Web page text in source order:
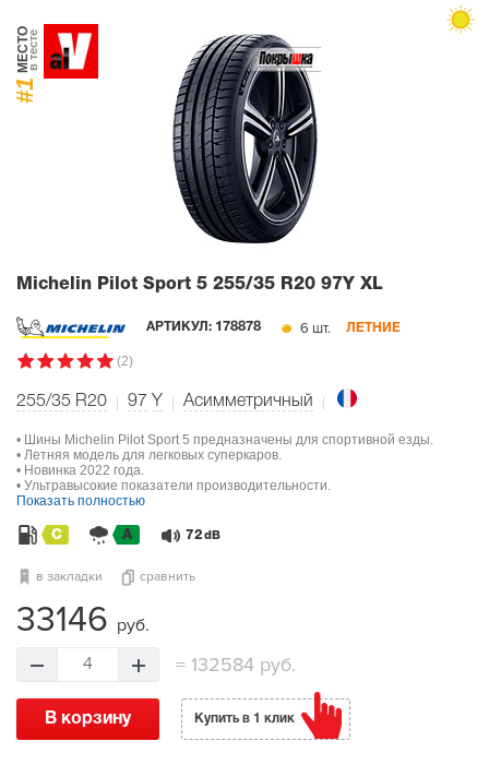
#1
МЕСТОв тесте
Michelin Pilot Sport 5 255/35 R20 97Y XL
АРТИКУЛ: 178878 6 шт. ЛЕТНИЕ
(2)
255/35 R20 97 Y Асимметричный
• Шины Michelin Pilot Sport 5 предназначены для спортивной езды.
• Летняя модель для легковых суперкаров.
• Новинка 2022 года.
• Ультравысокие показатели производительности.
Показать полностью
C A 72 dB
в закладки сравнить
33146 руб.
4 =132584 руб.
В корзину Купить в 1 клик